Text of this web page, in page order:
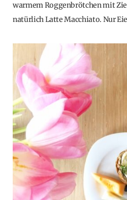
warmem Roggenbrötchen mit
natürlich Latte Macchiato. Nur